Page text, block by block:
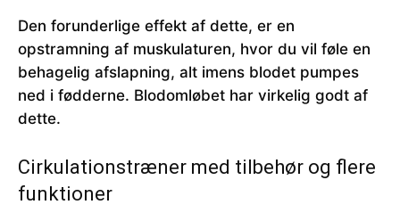
Den forunderlige effekt af dette, er en
opstramning af muskulaturen, hvor du vil føle en
behagelig afslapning, alt imens blodet pumpes
ned i fødderne. Blodomløbet har virkelig godt af
dette.
Cirkulationstræner med tilbehør og flere
funktioner